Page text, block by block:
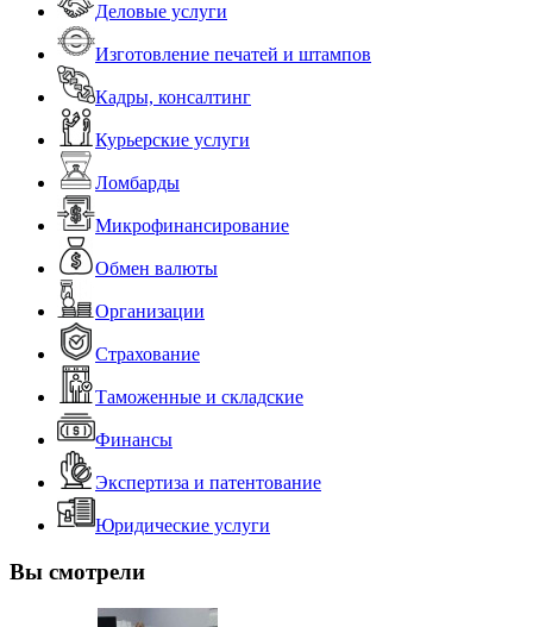
Деловые услуги
Изготовление печатей и штампов
Кадры, консалтинг
Курьерские услуги
Ломбарды
Микрофинансирование
Обмен валюты
Организации
Страхование
Таможенные и складские
Финансы
Экспертиза и патентование
Юридические услуги
Вы смотрели